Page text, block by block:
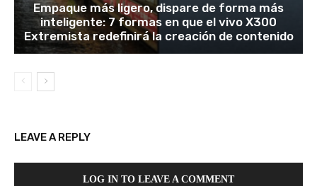
Empaque más ligero, dispare de forma más
inteligente: 7 formas en que el vivo X300
Extremista redefinirá la creación de contenido
LEAVE A REPLY
LOG IN TO LEAVE A COMMENT